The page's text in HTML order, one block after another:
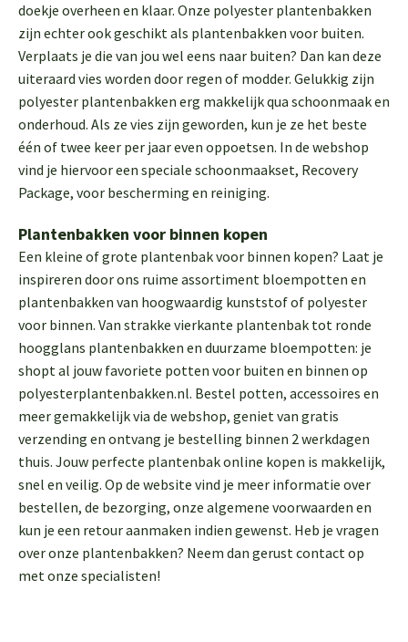
doekje overheen en klaar. Onze polyester plantenbakken
zijn echter ook geschikt als plantenbakken voor buiten.
Verplaats je die van jou wel eens naar buiten? Dan kan deze
uiteraard vies worden door regen of modder. Gelukkig zijn
polyester plantenbakken erg makkelijk qua schoonmaak en
onderhoud. Als ze vies zijn geworden, kun je ze het beste
één of twee keer per jaar even oppoetsen. In de webshop
vind je hiervoor een speciale schoonmaakset, Recovery
Package, voor bescherming en reiniging.
Plantenbakken voor binnen kopen
Een kleine of grote plantenbak voor binnen kopen? Laat je
inspireren door ons ruime assortiment bloempotten en
plantenbakken van hoogwaardig kunststof of polyester
voor binnen. Van strakke vierkante plantenbak tot ronde
hoogglans plantenbakken en duurzame bloempotten: je
shopt al jouw favoriete potten voor buiten en binnen op
polyesterplantenbakken.nl. Bestel potten, accessoires en
meer gemakkelijk via de webshop, geniet van gratis
verzending en ontvang je bestelling binnen 2 werkdagen
thuis. Jouw perfecte plantenbak online kopen is makkelijk,
snel en veilig. Op de website vind je meer informatie over
bestellen, de bezorging, onze algemene voorwaarden en
kun je een retour aanmaken indien gewenst. Heb je vragen
over onze plantenbakken? Neem dan gerust contact op
met onze specialisten!